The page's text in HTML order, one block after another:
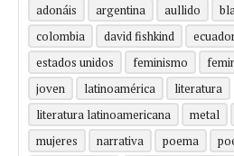
adonáis argentina aullido
colombia
david fishkind
estados unidos
feminismo
joven
latinoamérica
literatura
literatura latinoamericana
metal
mujeres
narrativa poema